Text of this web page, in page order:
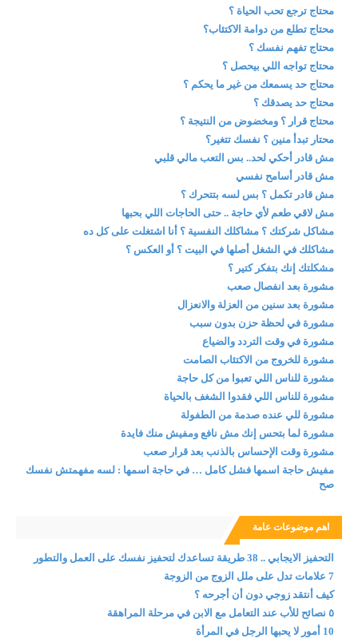
محتاج ترجع تحب الحياة ؟
محتاج تطلع من دوامة الاكتئاب؟
محتاج تفهم نفسك ؟
محتاج تواجه اللي بيحصل ؟
محتاج حد يسمعك من غير ما يحكم ؟
محتاج حد يصدقك ؟
محتاج قرار ؟ ومخضوض من النتيجة ؟
محتار تبدأ منين ؟ نفسك تتغير؟
مش قادر أحكي لحد.. بس التعب مالي قلبي
مش قادر أسامح نفسي
مش قادر تكمل ؟ بس لسه بتتحرك ؟
مش لاقي طعم لأي حاجة .. حتى الحاجات اللي بحبها
مشاكل شركتك ؟ مشاكلك النفسية ؟ أنا اشتغلت على كل ده
مشاكلك في الشغل أصلها في البيت ؟ أو العكس ؟
مشكلتك إنك بتفكر كتير ؟
مشورة بعد انفصال صعب
مشورة بعد سنين من العزلة والانعزال
مشورة في لحظة حزن بدون سبب
مشورة في وقت التردد والضياع
مشورة للخروج من الاكتئاب الصامت
مشورة للناس اللي تعبوا من كل حاجة
مشورة للناس اللي فقدوا الشغف بالحياة
مشورة للي عنده صدمة من الطفولة
مشورة لما بتحس إنك مش نافع ومفيش منك فايدة
مشورة وقت الإحساس بالذنب بعد قرار صعب
مفيش حاجة اسمها فشل كامل … في حاجة اسمها : لسه مفهمتش نفسك
صح
اهم موضوعات عامة
التحفيز الايجابي .. 38 طريقة تساعدك لتحفيز نفسك على العمل والتطور
7 علامات تدل على ملل الزوج من الزوجة
كيف أنتقد زوجي دون أن أجرحه ؟
٥ نصائح للأب عند التعامل مع الابن في مرحلة المراهقة
10 أمور لا يحبها الرجل في المرأة